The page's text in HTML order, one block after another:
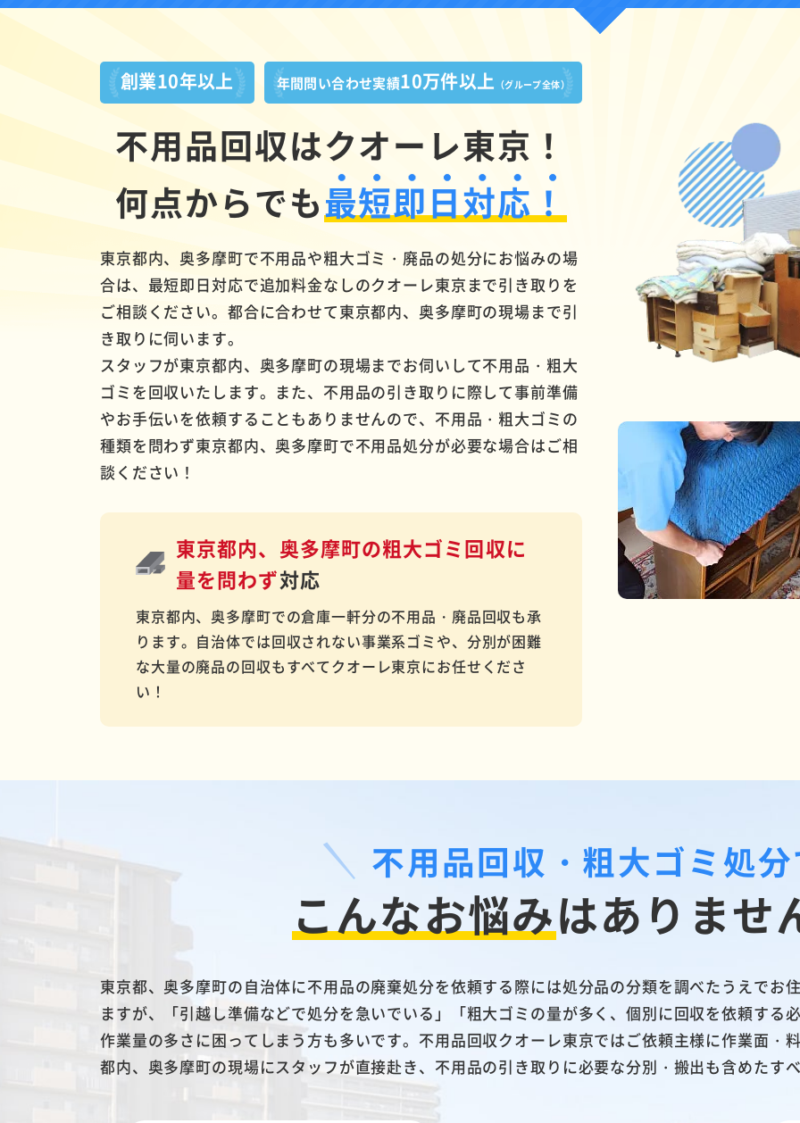
創業10年以上 年間問い合わせ実績10万件以上 （グループ全体）
不用品回収はクオーレ東京！
何点からでも最短即日対応！
東京都内、奥多摩町で不用品や粗大ゴミ・廃品の処分にお悩みの場
合は、最短即日対応で追加料金なしのクオーレ東京まで引き取りを
ご相談ください。都合に合わせて東京都内、奥多摩町の現場まで引
き取りに伺います。
スタッフが東京都内、奥多摩町の現場までお伺いして不用品・粗大
ゴミを回収いたします。また、不用品の引き取りに際して事前準備
やお手伝いを依頼することもありませんので、不用品・粗大ゴミの
種類を問わず東京都内、奥多摩町で不用品処分が必要な場合はご相
談ください！
東京都内、奥多摩町の粗大ゴミ回収に
量を問わず対応
東京都内、奥多摩町での倉庫一軒分の不用品・廃品回収も承
ります。自治体では回収されない事業系ゴミや、分別が困難
な大量の廃品の回収もすべてクオーレ東京にお任せくださ
い！
不用品回収・粗大ゴミ処
こんなお悩みはありませ
東京都、奥多摩町の自治体に不用品の廃棄処分を依頼する際には処分品の分類を調べたうえでお
ますが、「引越し準備などで処分を急いでいる」「粗大ゴミの量が多く、個別に回収を依頼する
作業量の多さに困ってしまう方も多いです。不用品回収クオーレ東京ではご依頼主様に作業面・
都内、奥多摩町の現場にスタッフが直接赴き、不用品の引き取りに必要な分別・搬出も含めたす